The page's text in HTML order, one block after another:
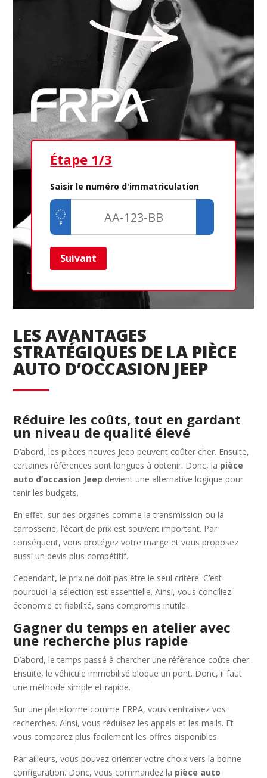
Étape 1/3
Saisir le numéro d'immatriculation
Suivant
LES AVANTAGES
STRATÉGIQUES DE LA PIÈCE
AUTO D’OCCASION JEEP
Réduire les coûts, tout en gardant
un niveau de qualité élevé
D’abord, les pièces neuves Jeep peuvent coûter cher. Ensuite,
certaines références sont longues à obtenir. Donc, la pièce
auto d’occasion Jeep devient une alternative logique pour
tenir les budgets.
En effet, sur des organes comme la transmission ou la
carrosserie, l’écart de prix est souvent important. Par
conséquent, vous protégez votre marge et vous proposez
aussi un devis plus compétitif.
Cependant, le prix ne doit pas être le seul critère. C’est
pourquoi la sélection est essentielle. Ainsi, vous conciliez
économie et fiabilité, sans compromis inutile.
Gagner du temps en atelier avec
une recherche plus rapide
D’abord, le temps passé à chercher une référence coûte cher.
Ensuite, le véhicule immobilisé bloque un pont. Donc, il faut
une méthode simple et rapide.
Sur une plateforme comme FRPA, vous centralisez vos
recherches. Ainsi, vous réduisez les appels et les mails. Et
vous comparez plus facilement les offres disponibles.
Par ailleurs, vous pouvez orienter votre choix vers la bonne
configuration. Donc, vous commandez la pièce auto